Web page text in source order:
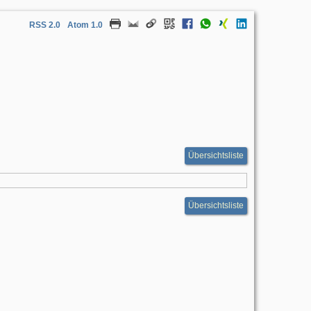
RSS 2.0 Atom 1.0
Übersichtsliste
Übersichtsliste